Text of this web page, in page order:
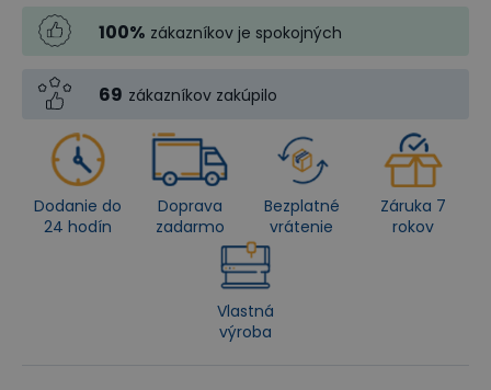
100% zákazníkov je spokojných
69 zákazníkov zakúpilo
Dodanie do
24 hodín
Doprava
zadarmo
Bezplatné
vrátenie
Záruka 7
rokov
Vlastná
výroba